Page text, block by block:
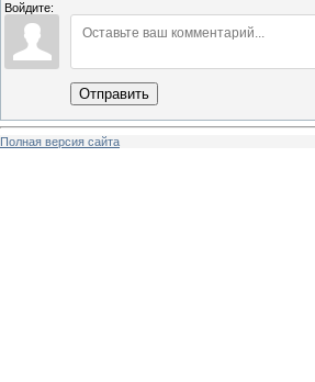
Войдите:
Отправить
Полная версия сайта